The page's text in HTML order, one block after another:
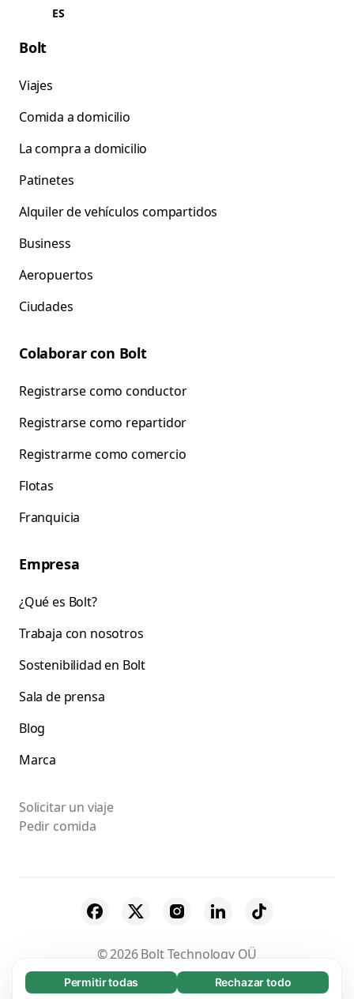
Necesarias (65)
Permitir todas Rechazar todo
ES
Bolt
Viajes
Comida a domicilio
La compra a domicilio
Patinetes
Alquiler de vehículos compartidos
Business
Aeropuertos
Ciudades
Colaborar con Bolt
Registrarse como conductor
Registrarse como repartidor
Registrarme como comercio
Flotas
Franquicia
Empresa
¿Qué es Bolt?
Trabaja con nosotros
Sostenibilidad en Bolt
Sala de prensa
Blog
Marca
Solicitar un viaje
Pedir comida
© 2026 Bolt Technology OÜ
Proveedores Términos y Condiciones